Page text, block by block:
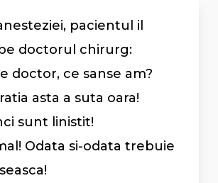
pacientul il
doctorul chirurg:
doctor, ce sanse am?
asta a suta oara!
sunt linistit!
Odata si-odata trebuie